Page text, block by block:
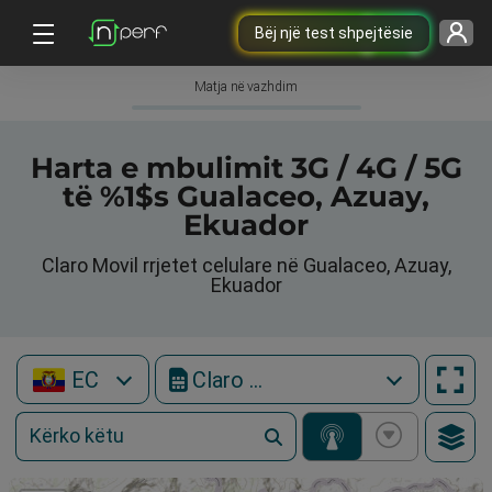
Bëj një test shpejtësie
Matja në vazhdim
Harta e mbulimit 3G / 4G / 5G
të %1$s Gualaceo, Azuay,
Ekuador
Claro Movil rrjetet celulare në Gualaceo, Azuay,
Ekuador
EC Claro Movil